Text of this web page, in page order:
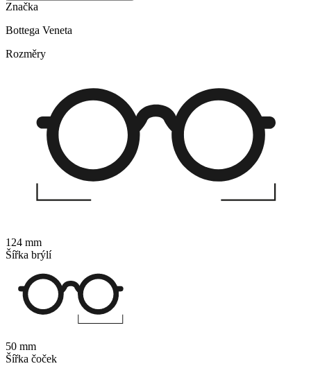
Značka
Bottega Veneta
Rozměry
124 mm
Šířka brýlí
50 mm
Šířka čoček